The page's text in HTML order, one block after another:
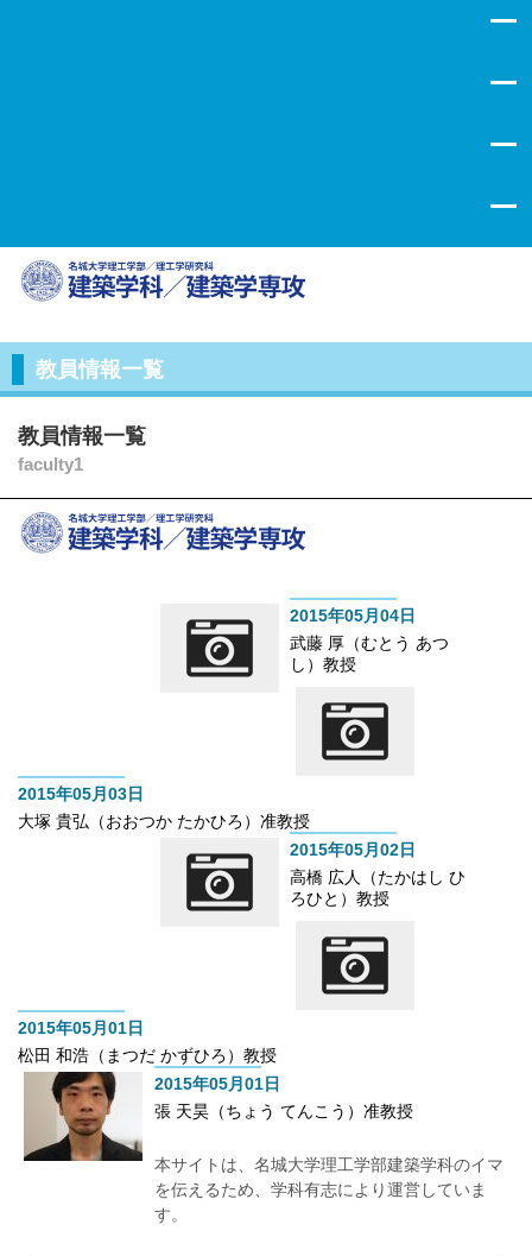
555
教員情報一覧
教員情報一覧
faculty1
555
HOME
2015年05月04日
武藤 厚（むとう あつ
し）教授
2015年05月03日
大塚 貴弘（おおつか たかひろ）准教授
2015年05月02日
高橋 広人（たかはし ひ
ろひと）教授
2015年05月01日
松田 和浩（まつだ かずひろ）教授
2015年05月01日
張 天昊（ちょう てんこう）准教授
本サイトは、名城大学理工学部建築学科のイマ
を伝えるため、学科有志により運営していま
す。